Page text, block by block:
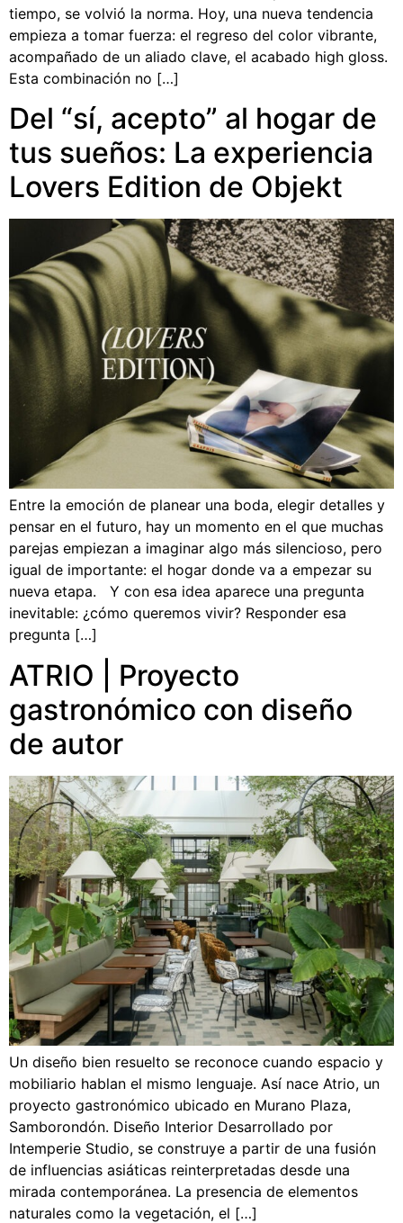
tiempo, se volvió la norma. Hoy, una nueva tendencia
empieza a tomar fuerza: el regreso del color vibrante,
acompañado de un aliado clave, el acabado high gloss.
Esta combinación no […]
Del “sí, acepto” al hogar de
tus sueños: La experiencia
Lovers Edition de Objekt
Entre la emoción de planear una boda, elegir detalles y
pensar en el futuro, hay un momento en el que muchas
parejas empiezan a imaginar algo más silencioso, pero
igual de importante: el hogar donde va a empezar su
nueva etapa. Y con esa idea aparece una pregunta
inevitable: ¿cómo queremos vivir? Responder esa
pregunta […]
ATRIO | Proyecto
gastronómico con diseño
de autor
Un diseño bien resuelto se reconoce cuando espacio y
mobiliario hablan el mismo lenguaje. Así nace Atrio, un
proyecto gastronómico ubicado en Murano Plaza,
Samborondón. Diseño Interior Desarrollado por
Intemperie Studio, se construye a partir de una fusión
de influencias asiáticas reinterpretadas desde una
mirada contemporánea. La presencia de elementos
naturales como la vegetación, el […]